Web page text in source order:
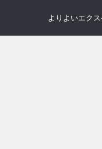
よりよいエク